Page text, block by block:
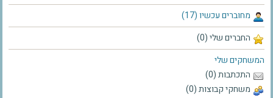
מחוברים עכשיו (17)
החברים שלי (0)
המשחקים שלי
התכתבות (0)
משחקי קבוצות (0)